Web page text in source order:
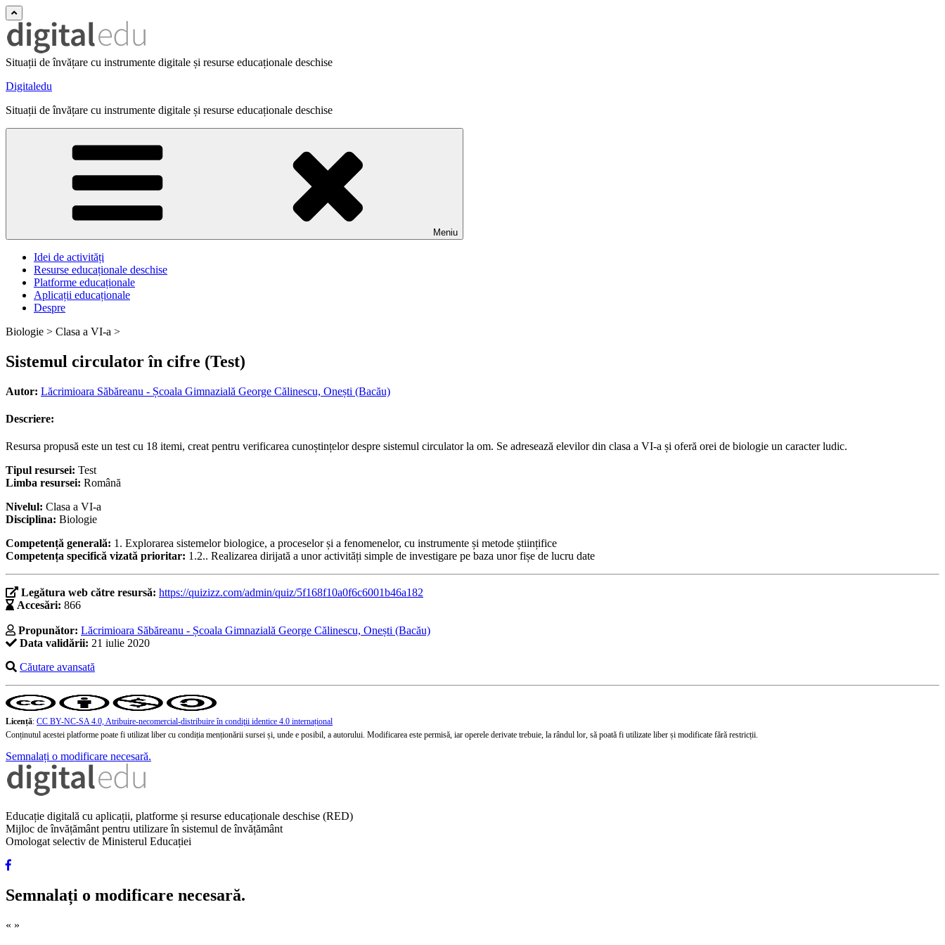
Situații de învățare cu instrumente digitale și resurse educaționale deschise
Digitaledu
Situații de învățare cu instrumente digitale și resurse educaționale deschise
Meniu
Idei de activități
Resurse educaționale deschise
Platforme educaționale
Aplicații educaționale
Despre
Biologie > Clasa a VI-a >
Sistemul circulator în cifre (Test)
Autor: Lăcrimioara Săbăreanu - Școala Gimnazială George Călinescu, Onești (Bacău)
Descriere:
Resursa propusă este un test cu 18 itemi, creat pentru verificarea cunoștințelor despre sistemul circulator la om. Se adresează elevilor din clasa a VI-a și oferă orei de biologie un caracter ludic.
Tipul resursei: Test
Limba resursei: Română
Nivelul: Clasa a VI-a
Disciplina: Biologie
Competență generală: 1. Explorarea sistemelor biologice, a proceselor și a fenomenelor, cu instrumente și metode științifice
Competența specifică vizată prioritar: 1.2.. Realizarea dirijată a unor activități simple de investigare pe baza unor fișe de lucru date
Legătura web către resursă: https://quizizz.com/admin/quiz/5f168f10a0f6c6001b46a182
Accesări: 866
Propunător: Lăcrimioara Săbăreanu - Școala Gimnazială George Călinescu, Onești (Bacău)
Data validării: 21 iulie 2020
Căutare avansată
Licență: CC BY-NC-SA 4.0, Atribuire-necomercial-distribuire în condiţii identice 4.0 internațional
Conținutul acestei platforme poate fi utilizat liber cu condiția menționării sursei și, unde e posibil, a autorului. Modificarea este permisă, iar operele derivate trebuie, la rândul lor, să poată fi utilizate liber și modificate fără restricții.
Semnalați o modificare necesară.
Educație digitală cu aplicații, platforme și resurse educaționale deschise (RED)
Mijloc de învățământ pentru utilizare în sistemul de învățământ
Omologat selectiv de Ministerul Educației
Semnalați o modificare necesară.
« »